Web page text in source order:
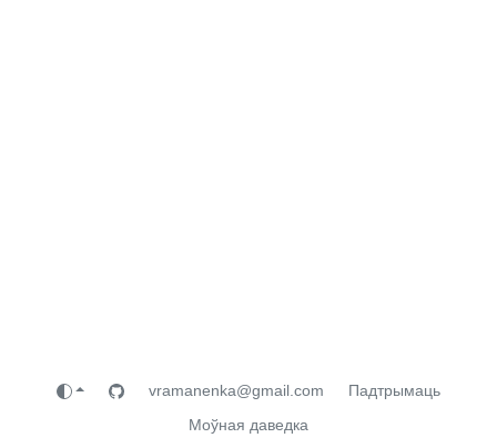
vramanenka@gmail.com
Падтрымаць
Моўная даведка